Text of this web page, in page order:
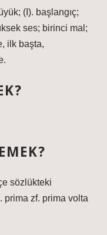
(I). başlangıç;
ses; birinci mal;
ilk başta,
sözlükteki
prima zf. prima volta